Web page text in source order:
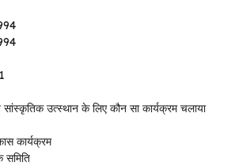
उत्स्थान के लिए कौन सा कार्यक्रम चलाया
कार्यक्रम
समिति